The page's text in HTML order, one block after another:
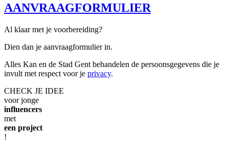
AANVRAAGFORMULIER
Al klaar met je voorbereiding?
Dien dan je aanvraagformulier in.
Alles Kan en de Stad Gent behandelen de persoonsgegevens die je
invult met respect voor je privacy.
CHECK JE IDEE
voor jonge
influencers
met
een project
!